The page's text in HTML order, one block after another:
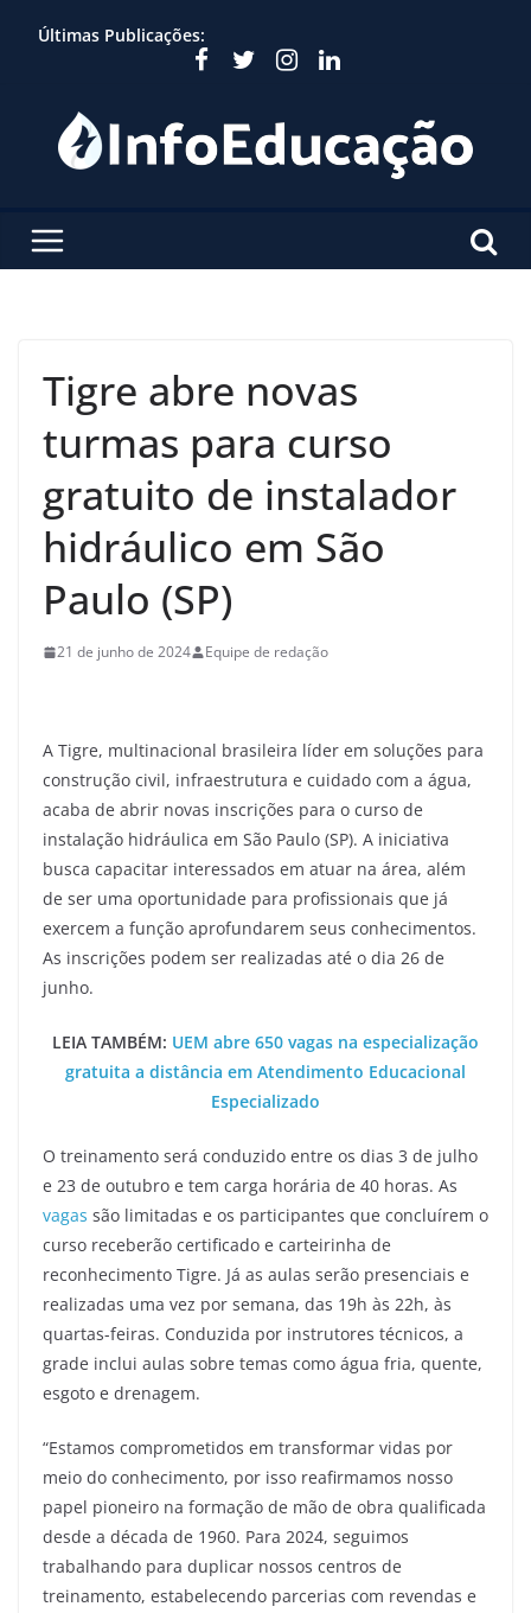
Últimas Publicações:
Tigre abre novas
turmas para curso
gratuito de instalador
hidráulico em São
Paulo (SP)
21 de junho de 2024 Equipe de redação
A Tigre, multinacional brasileira líder em soluções para
construção civil, infraestrutura e cuidado com a água,
acaba de abrir novas inscrições para o curso de
instalação hidráulica em São Paulo (SP). A iniciativa
busca capacitar interessados em atuar na área, além
de ser uma oportunidade para profissionais que já
exercem a função aprofundarem seus conhecimentos.
As inscrições podem ser realizadas até o dia 26 de
junho.
LEIA TAMBÉM: UEM abre 650 vagas na especialização
gratuita a distância em Atendimento Educacional
Especializado
O treinamento será conduzido entre os dias 3 de julho
e 23 de outubro e tem carga horária de 40 horas. As
vagas são limitadas e os participantes que concluírem o
curso receberão certificado e carteirinha de
reconhecimento Tigre. Já as aulas serão presenciais e
realizadas uma vez por semana, das 19h às 22h, às
quartas-feiras. Conduzida por instrutores técnicos, a
grade inclui aulas sobre temas como água fria, quente,
esgoto e drenagem.
“Estamos comprometidos em transformar vidas por
meio do conhecimento, por isso reafirmamos nosso
papel pioneiro na formação de mão de obra qualificada
desde a década de 1960. Para 2024, seguimos
trabalhando para duplicar nossos centros de
treinamento, estabelecendo parcerias com revendas e